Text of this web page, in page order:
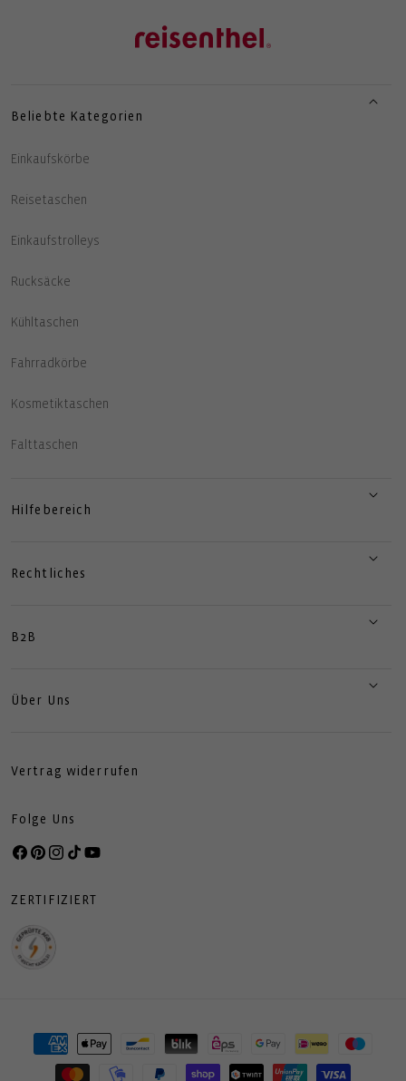
Beliebte Kategorien
Einkaufskörbe
Reisetaschen
Einkaufstrolleys
Rucksäcke
Kühltaschen
Fahrradkörbe
Kosmetiktaschen
Falttaschen
Hilfebereich
Rechtliches
B2B
Über Uns
Vertrag widerrufen
Folge Uns
Facebook
Pinterest
Instagram
TikTokYouTube
ZERTIFIZIERT
Zahlungsmethoden